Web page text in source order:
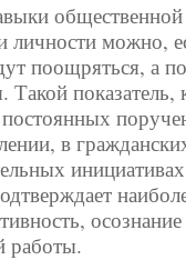
общественной
личности можно,
поощряться, а
Такой показатель,
в
работы.